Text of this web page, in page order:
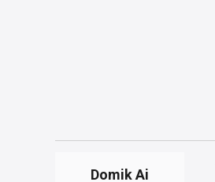
Domik Ai